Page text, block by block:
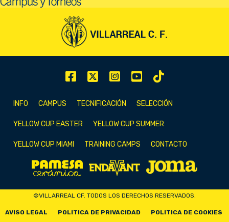
INFO CAMPUS TECNIFICACIÓN SELECCIÓN
YELLOW CUP EASTER YELLOW CUP SUMMER
YELLOW CUP MIAMI TRAINING CAMPS CONTACTO
©VILLARREAL CF. TODOS LOS DERECHOS RESERVADOS.
AVISO LEGAL POLITICA DE PRIVACIDAD POLITICA DE COOKIES